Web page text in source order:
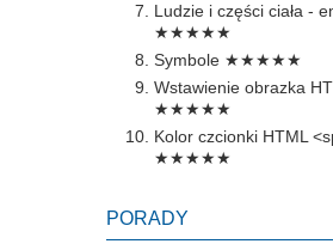
Ludzie i części ciała -
★★★★★
Symbole ★★★★★
Wstawienie obrazka
★★★★★
Kolor czcionki HTML
★★★★★
PORADY